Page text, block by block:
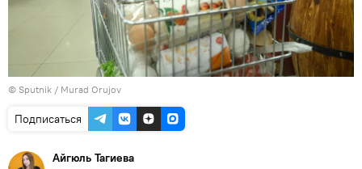
© Sputnik / Murad Orujov
Подписаться
Айгюль Тагиева